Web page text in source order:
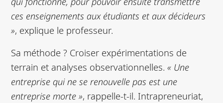
ces enseignements aux étudiants et aux décideurs
», explique le professeur.
Sa méthode ? Croiser expérimentations de
terrain et analyses observationnelles.« Une
entreprise qui ne se renouvelle pas est une
entreprise morte », rappelle-t-il. Intrapreneuriat,